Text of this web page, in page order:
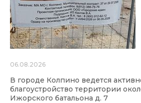
06.08.2026
В городе Колпино ведется
благоустройство территории
Ижорского батальона д. 7